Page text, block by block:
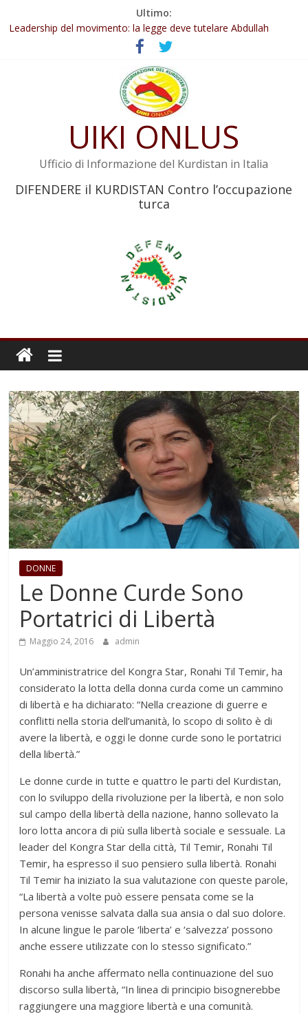
Ultimo:
Abdullah Öcalan: Le legge negativa deve essere trasformata in
legge positiva
Leadership del movimento: la legge deve tutelare Abdullah
Commissione donne del KNK: Şengal è di nuovo sotto minaccia
Non tenere conto della situazione di Rêber Apo ostacolerebbe
Il KNK chiede un’azione internazionale contro i crimini di guerra
UIKI ONLUS
Ufficio di Informazione del Kurdistan in Italia
DIFENDERE il KURDISTAN Contro l’occupazione
turca
DONNE
Le Donne Curde Sono
Portatrici di Libertà
Maggio 24, 2016 admin
Un’amministratrice del Kongra Star, Ronahi Til Temir, ha
considerato la lotta della donna curda come un cammino
di libertà e ha dichiarato: “Nella creazione di guerre e
conflitti nella storia dell’umanità, lo scopo di solito è di
avere la libertà, e oggi le donne curde sono le portatrici
della libertà.”
Le donne curde in tutte e quattro le parti del Kurdistan,
con lo sviluppo della rivoluzione per la libertà, e non solo
sul campo della libertà della nazione, hanno sollevato la
loro lotta ancora di più sulla libertà sociale e sessuale. La
leader del Kongra Star della città, Til Temir, Ronahi Til
Temir, ha espresso il suo pensiero sulla libertà. Ronahi
Til Temir ha iniziato la sua valutazione con queste parole,
“La libertà a volte può essere pensata come se la
persona venisse salvata dalla sua ansia o dal suo dolore.
In alcune lingue le parole ‘liberta’ e ‘salvezza’ possono
anche essere utilizzate con lo stesso significato.”
Ronahi ha anche affermato nella continuazione del suo
discorso sulla libertà, “In linea di principio bisognerebbe
raggiungere una maggiore libertà e una comunità.